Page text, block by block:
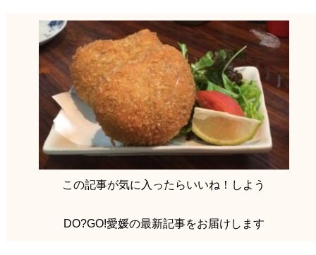
この記事が気に入ったらいいね！しよう
DO?GO!愛媛の最新記事をお届けします